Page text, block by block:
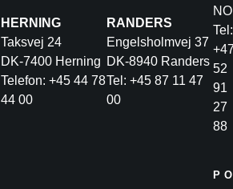
HERNING
Taksvej 24
DK-7400 Herning
Telefon: +45 44 78
44 00
RANDERS
Engelsholmvej 37
DK-8940 Randers
Tel: +45 87 11 47
00
Tel:
52
91
27
88